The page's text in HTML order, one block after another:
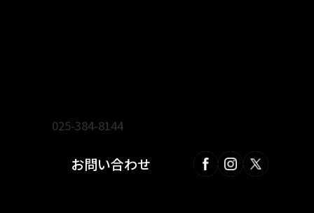
025-384-8144FAX.025-384-8184
お問い合わせ